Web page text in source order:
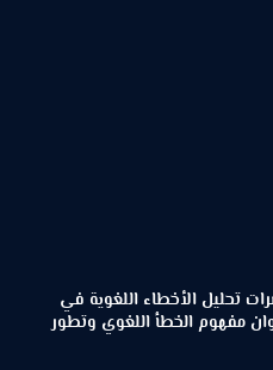
تحليل الأخطاء اللغوية في
مفهوم الخطأ اللغوي وتطور